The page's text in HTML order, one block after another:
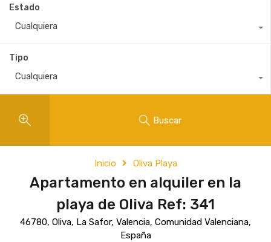
Estado
Cualquiera
Tipo
Cualquiera
Buscar
Inicio Oliva Playa
Apartamento en alquiler en la
playa de Oliva Ref: 341
46780, Oliva, La Safor, Valencia, Comunidad Valenciana,
España